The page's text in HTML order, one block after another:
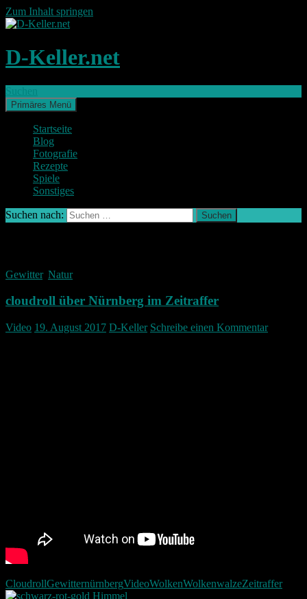
Zum Inhalt springen
D-Keller.net
Primäres Menü
Startseite
Blog
Fotografie
Rezepte
Spiele
Sonstiges
Suchen nach:
Gewitter, Natur
cloudroll über Nürnberg im Zeitraffer
Video 19. August 2017 D-Keller Schreibe einen Kommentar
CloudrollGewitternürnbergVideoWolkenWolkenwalzeZeitraffer